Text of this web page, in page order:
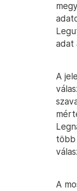
adat
A
több
A